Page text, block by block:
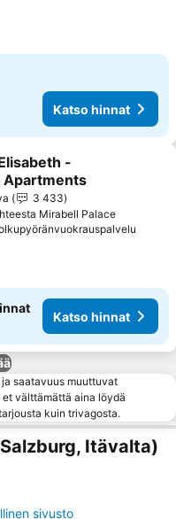
Katso hinnat
suosikkeihin
-
Apartments
3 433
Mirabell Palace
Katso hinnat
saatavuus muuttuvat
välttämättä aina löydä
kuin trivagosta.
Itävalta)
sivusto